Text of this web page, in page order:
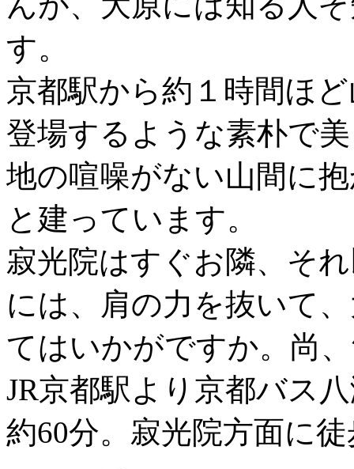
す。
京都駅から約１時間ほ
登場するような素朴で
地の喧噪がない山間に
と建っています。
寂光院はすぐお隣、そ
には、肩の力を抜いて
てはいかがですか。尚
JR京都駅より京都バス
約60分。寂光院方面に